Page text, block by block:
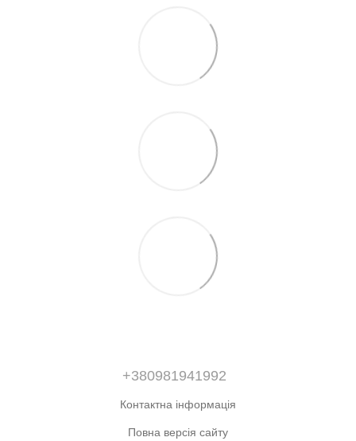
+380981941992
Контактна інформація
Повна версія сайту